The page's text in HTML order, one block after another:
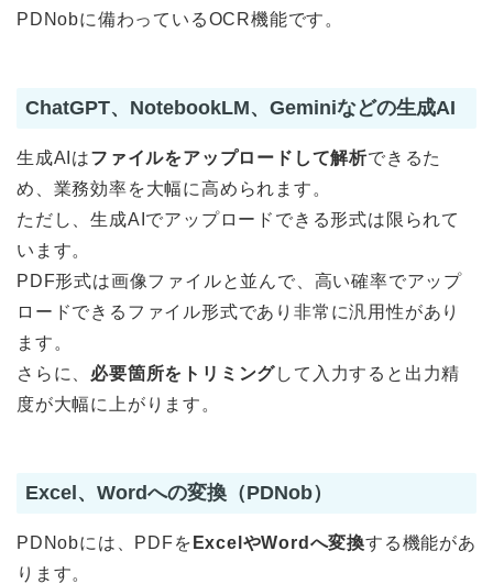
PDNobに備わっているOCR機能です。
ChatGPT、NotebookLM、Geminiなどの生成AI
生成AIはファイルをアップロードして解析できるた
め、業務効率を大幅に高められます。
ただし、生成AIでアップロードできる形式は限られて
います。
PDF形式は画像ファイルと並んで、高い確率でアップ
ロードできるファイル形式であり非常に汎用性があり
ます。
さらに、 必要箇所をトリミングして入力すると出力精
度が大幅に上がります。
Excel、Wordへの変換（PDNob）
PDNobには、PDFを ExcelやWordへ変換する機能があ
ります。